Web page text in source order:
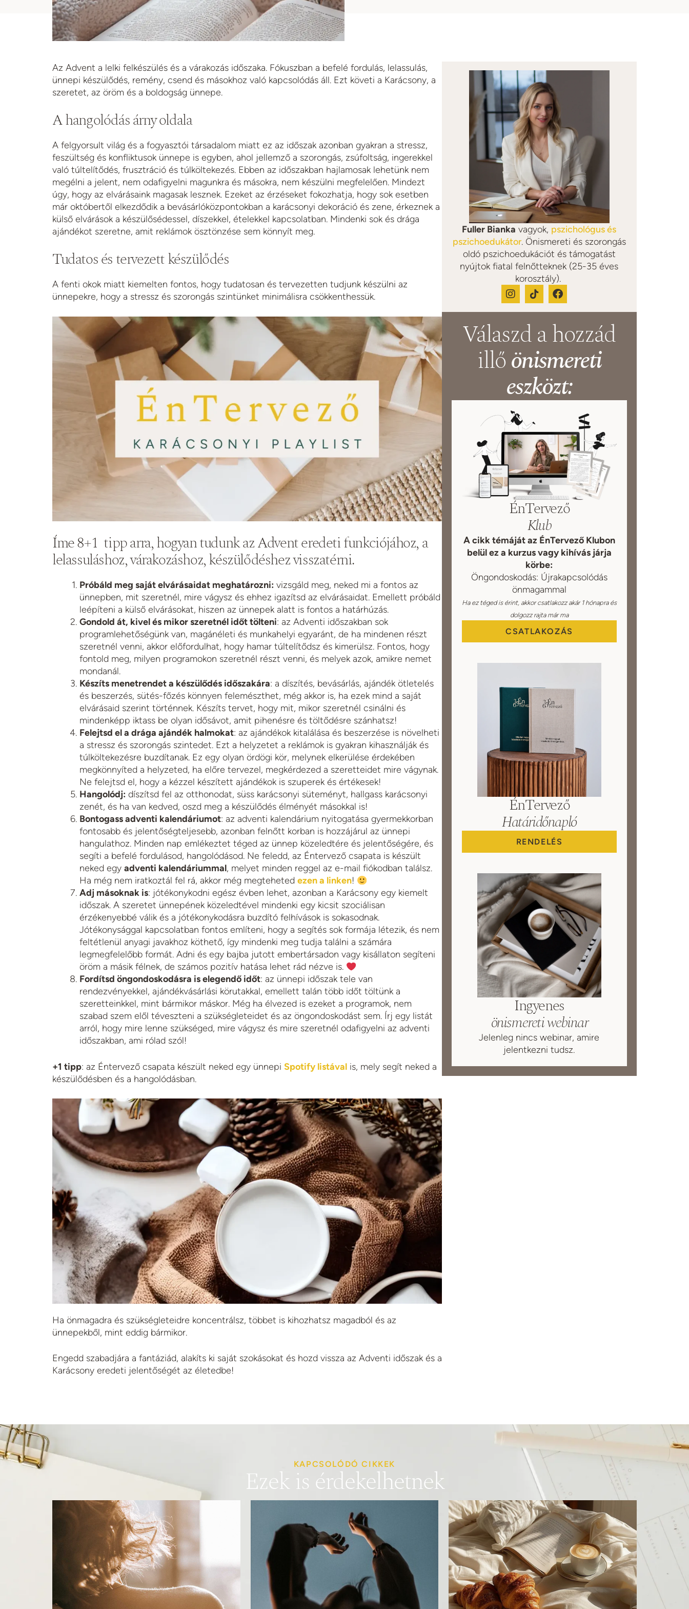
Az Advent a lelki felkészülés és a várakozás időszaka. Fókuszban a befelé fordulás, lelassulás,
ünnepi készülődés, remény, csend és másokhoz való kapcsolódás áll. Ezt követi a Karácsony, a
szeretet, az öröm és a boldogság ünnepe.
A hangolódás árny oldala
A felgyorsult világ és a fogyasztói társadalom miatt ez az időszak azonban gyakran a stressz,
feszültség és konfliktusok ünnepe is egyben, ahol jellemző a szorongás, zsúfoltság, ingerekkel
való túltelítődés, frusztráció és túlköltekezés. Ebben az időszakban hajlamosak lehetünk nem
megélni a jelent, nem odafigyelni magunkra és másokra, nem készülni megfelelően. Mindezt
úgy, hogy az elvárásaink magasak lesznek. Ezeket az érzéseket fokozhatja, hogy sok esetben
már októbertől elkezdődik a bevásárlóközpontokban a karácsonyi dekoráció és zene, érkeznek a
külső elvárások a készülősédessel, díszekkel, ételekkel kapcsolatban. Mindenki sok és drága
ajándékot szeretne, amit reklámok ösztönzése sem könnyít meg.
Tudatos és tervezett készülődés
A fenti okok miatt kiemelten fontos, hogy tudatosan és tervezetten tudjunk készülni az
ünnepekre, hogy a stressz és szorongás szintünket minimálisra csökkenthessük.
Íme 8+1 tipp arra, hogyan tudunk az Advent eredeti funkciójához, a
lelassuláshoz, várakozáshoz, készülődéshez visszatérni.
Próbáld meg saját elvárásaidat meghatározni: vizsgáld meg, neked mi a fontos az
ünnepben, mit szeretnél, mire vágysz és ehhez igazítsd az elvárásaidat. Emellett próbáld
leépíteni a külső elvárásokat, hiszen az ünnepek alatt is fontos a határhúzás.
Gondold át, kivel és mikor szeretnél időt tölteni: az Adventi időszakban sok
programlehetőségünk van, magánéleti és munkahelyi egyaránt, de ha mindenen részt
szeretnél venni, akkor előfordulhat, hogy hamar túltelítődsz és kimerülsz. Fontos, hogy
fontold meg, milyen programokon szeretnél részt venni, és melyek azok, amikre nemet
mondanál.
Készíts menetrendet a készülődés időszakára: a díszítés, bevásárlás, ajándék ötletelés
és beszerzés, sütés-főzés könnyen felemészthet, még akkor is, ha ezek mind a saját
elvárásaid szerint történnek. Készíts tervet, hogy mit, mikor szeretnél csinálni és
mindenképp iktass be olyan idősávot, amit pihenésre és töltődésre szánhatsz!
Felejtsd el a drága ajándék halmokat: az ajándékok kitalálása és beszerzése is növelheti
a stressz és szorongás szintedet. Ezt a helyzetet a reklámok is gyakran kihasználják és
túlköltekezésre buzdítanak. Ez egy olyan ördögi kör, melynek elkerülése érdekében
megkönnyíted a helyzeted, ha előre tervezel, megkérdezed a szeretteidet mire vágynak.
Ne felejtsd el, hogy a kézzel készített ajándékok is szuperek és értékesek!
Hangolódj: díszítsd fel az otthonodat, süss karácsonyi süteményt, hallgass karácsonyi
zenét, és ha van kedved, oszd meg a készülődés élményét másokkal is!
Bontogass adventi kalendáriumot: az adventi kalendárium nyitogatása gyermekkorban
fontosabb és jelentőségteljesebb, azonban felnőtt korban is hozzájárul az ünnepi
hangulathoz. Minden nap emlékeztet téged az ünnep közeledtére és jelentőségére, és
segíti a befelé fordulásod, hangolódásod. Ne feledd, az Éntervező csapata is készült
neked egy adventi kalendáriummal, melyet minden reggel az e-mail fiókodban találsz.
Ha még nem iratkoztál fel rá, akkor még megteheted ezen a linken!
Adj másoknak is: jótékonykodni egész évben lehet, azonban a Karácsony egy kiemelt
időszak. A szeretet ünnepének közeledtével mindenki egy kicsit szociálisan
érzékenyebbé válik és a jótékonykodásra buzdító felhívások is sokasodnak.
Jótékonysággal kapcsolatban fontos említeni, hogy a segítés sok formája létezik, és nem
feltétlenül anyagi javakhoz köthető, így mindenki meg tudja találni a számára
legmegfelelőbb formát. Adni és egy bajba jutott embertársadon vagy kisállaton segíteni
öröm a másik félnek, de számos pozitív hatása lehet rád nézve is.
Fordítsd öngondoskodásra is elegendő időt: az ünnepi időszak tele van
rendezvényekkel, ajándékvásárlási körutakkal, emellett talán több időt töltünk a
szeretteinkkel, mint bármikor máskor. Még ha élvezed is ezeket a programok, nem
szabad szem elől téveszteni a szükségleteidet és az öngondoskodást sem. Írj egy listát
arról, hogy mire lenne szükséged, mire vágysz és mire szeretnél odafigyelni az adventi
időszakban, ami rólad szól!
+1 tipp: az Éntervező csapata készült neked egy ünnepi Spotify listával is, mely segít neked a
készülődésben és a hangolódásban.
Ha önmagadra és szükségleteidre koncentrálsz, többet is kihozhatsz magadból és az
ünnepekből, mint eddig bármikor.
Engedd szabadjára a fantáziád, alakíts ki saját szokásokat és hozd vissza az Adventi időszak és a
Karácsony eredeti jelentőségét az életedbe!
Fuller Bianka vagyok, pszichológus és
pszichoedukátor. Önismereti és szorongás
oldó pszichoedukációt és támogatást
nyújtok fiatal felnőtteknek (25-35 éves
korosztály).
Válaszd a hozzád
illőönismereti
eszközt:
ÉnTervező
Klub
A cikk témáját az ÉnTervező Klubon
belül ez a kurzus vagy kihívás járja
körbe:
Öngondoskodás: Újrakapcsolódás
önmagammal
Ha ez téged is érint, akkor csatlakozz akár 1 hónapra és
dolgozz rajta már ma
CSATLAKOZÁS
ÉnTervező
Határidőnapló
RENDELÉS
Ingyenes
önismereti webinar
Jelenleg nincs webinar, amire
jelentkezni tudsz.
KAPCSOLÓDÓ CIKKEK
Ezek is érdekelhetnek